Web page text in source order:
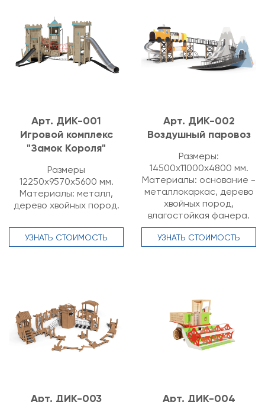
Арт. ДИК-001
Игровой комплекс
"Замок Короля"
Размеры
12250х9570х5600 мм.
Материалы: металл,
дерево хвойных пород.
УЗНАТЬ СТОИМОСТЬ
Арт. ДИК-002
Воздушный паровоз
Размеры:
14500х11000х4800 мм.
Материалы: основание -
металлокаркас, дерево
хвойных пород,
влагостойкая фанера.
УЗНАТЬ СТОИМОСТЬ
Арт. ДИК-003 Арт. ДИК-004